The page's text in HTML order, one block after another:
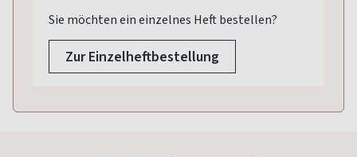
Sie möchten ein einzelnes Heft bestellen?
Zur Einzelheftbestellung